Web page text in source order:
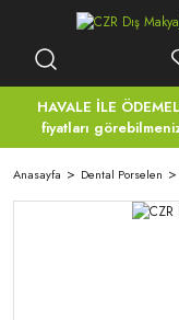
HAVALE İLE
fiyatları
Anasayfa Dental Porselen